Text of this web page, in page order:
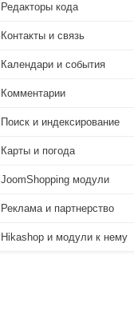
Редакторы кода
Контакты и связь
Календари и события
Комментарии
Поиск и индексирование
Карты и погода
JoomShopping модули
Реклама и партнерство
Hikashop и модули к нему